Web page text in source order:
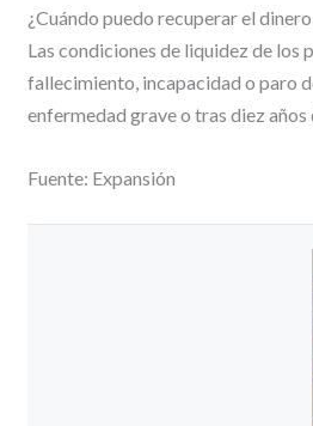
¿Cuándo puedo recuperar el
Las condiciones de liquidez de los
fallecimiento, incapacidad o paro
enfermedad grave o tras diez
Fuente: Expansión